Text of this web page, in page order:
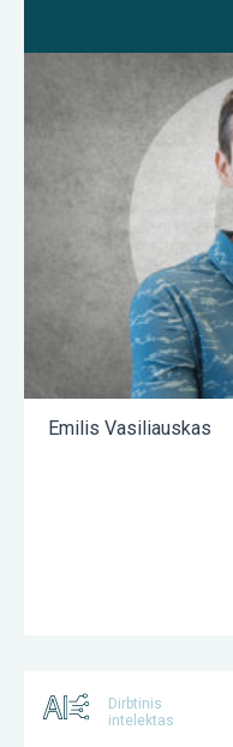
Emilis Vasiliauskas
Dirbtinis
intelektas